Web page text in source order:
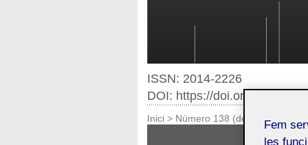
ISSN: 2014-2226
DOI: https://doi.org/10.7238/
Inici > Número 138 (desembre de
Fem
les